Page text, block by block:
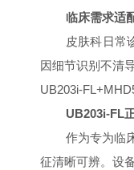
临床需求适
皮肤科日常
因细节识别不清
UB203i-
UB203i-FL
作为专为临
征清晰可辨。设